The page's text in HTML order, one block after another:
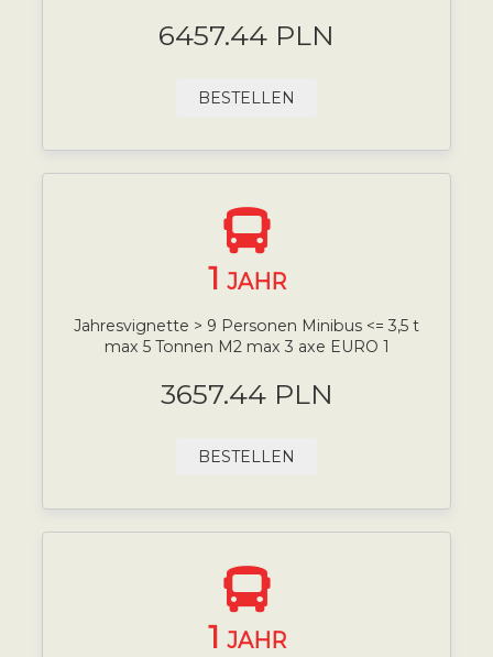
6457.44 PLN
BESTELLEN
1 JAHR
Jahresvignette > 9 Personen Minibus <= 3,5 t
max 5 Tonnen M2 max 3 axe EURO 1
3657.44 PLN
BESTELLEN
1 JAHR